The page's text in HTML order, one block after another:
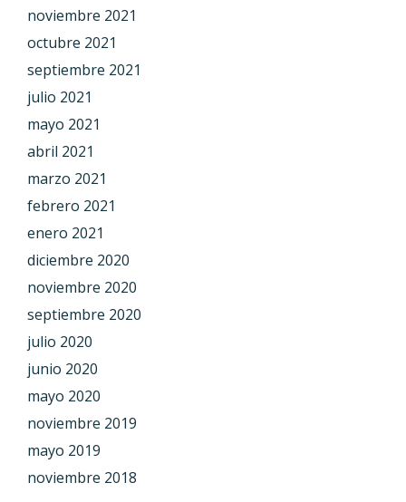
noviembre 2021
octubre 2021
septiembre 2021
julio 2021
mayo 2021
abril 2021
marzo 2021
febrero 2021
enero 2021
diciembre 2020
noviembre 2020
septiembre 2020
julio 2020
junio 2020
mayo 2020
noviembre 2019
mayo 2019
noviembre 2018